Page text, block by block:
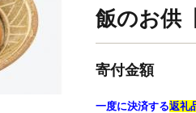
飯のお供
寄付金額
一度に決済する返礼